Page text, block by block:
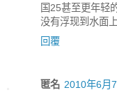
国25甚至更年轻
没有浮现到水面
回覆
匿名 2010年6月